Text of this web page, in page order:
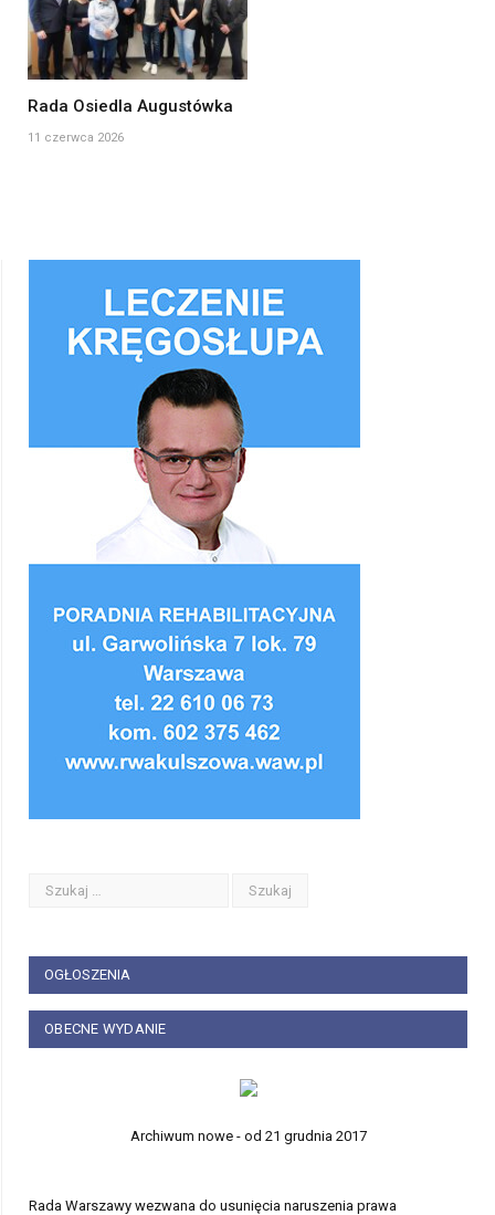
Rada Osiedla Augustówka
11 czerwca 2026
OGŁOSZENIA
OBECNE WYDANIE
Archiwum nowe - od 21 grudnia 2017
Rada Warszawy wezwana do usunięcia naruszenia prawa